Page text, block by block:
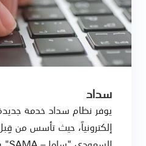
سداد
يوفر نظام سداد خدمة
إلكترونياً، حيث تأسس من